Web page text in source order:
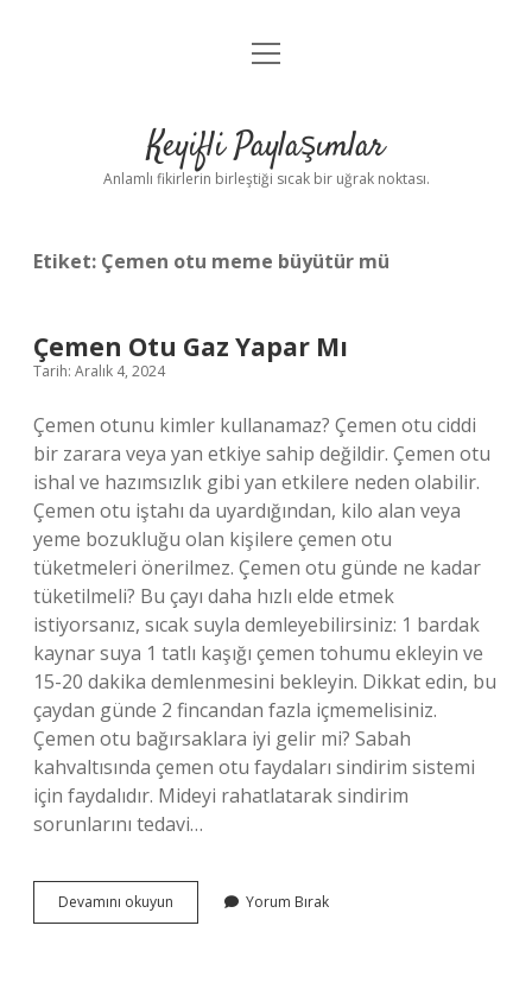
Anasayfa
Yasal Uyarı
menüyü
Keyifli Paylaşımlar
Anlamlı fikirlerin birleştiği sıcak bir uğrak noktası.
Etiket: Çemen otu meme büyütür mü
Çemen Otu Gaz Yapar Mı
Tarih: Aralık 4, 2024
Çemen otunu kimler kullanamaz? Çemen otu ciddi
bir zarara veya yan etkiye sahip değildir. Çemen otu
ishal ve hazımsızlık gibi yan etkilere neden olabilir.
Çemen otu iştahı da uyardığından, kilo alan veya
yeme bozukluğu olan kişilere çemen otu
tüketmeleri önerilmez. Çemen otu günde ne kadar
tüketilmeli? Bu çayı daha hızlı elde etmek
istiyorsanız, sıcak suyla demleyebilirsiniz: 1 bardak
kaynar suya 1 tatlı kaşığı çemen tohumu ekleyin ve
15-20 dakika demlenmesini bekleyin. Dikkat edin, bu
çaydan günde 2 fincandan fazla içmemelisiniz.
Çemen otu bağırsaklara iyi gelir mi? Sabah
kahvaltısında çemen otu faydaları sindirim sistemi
için faydalıdır. Mideyi rahatlatarak sindirim
sorunlarını tedavi…
Devamını okuyun
Otu
Yorum Bırak